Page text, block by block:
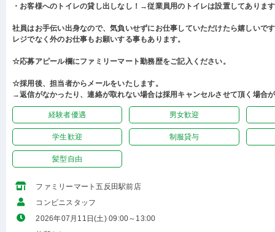
・お客様へのトイレの貸し出しなし！→従業員用のトイレは設置してありま
社員はお手伝い出身なので、気負いせずにお仕事していただけたら嬉しいで
レジでなく外のお仕事もお願いする事もあります。
☆応募アピール欄にファミリーマート勤務歴をご記入ください。
☆採用後、担当者からメールをいたします。
→返信がなかったり、連絡が取れない場合は採用キャンセルさせて頂く場合
経験者優遇 男女歓迎
学生歓迎 制服貸与
髪型自由
ファミリーマート五反田駅前店
コンビニスタッフ
2026年07月11日(土) 09:00～13:00